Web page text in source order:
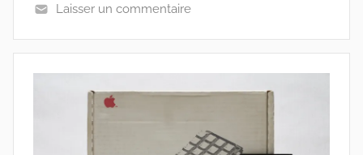
Laisser un commentaire